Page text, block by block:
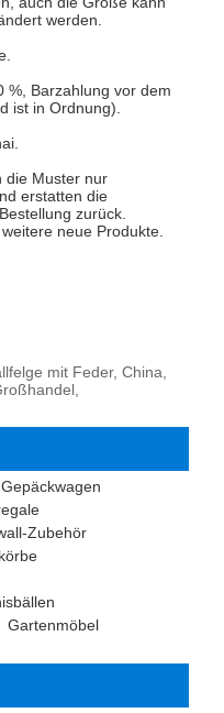
werden.
%, Barzahlung vor dem
ist in Ordnung).
die Muster nur
erstatten die
zurück.
neue Produkte.
mit Feder, China,
Gepäckwagen
Zubehör
Gartenmöbel